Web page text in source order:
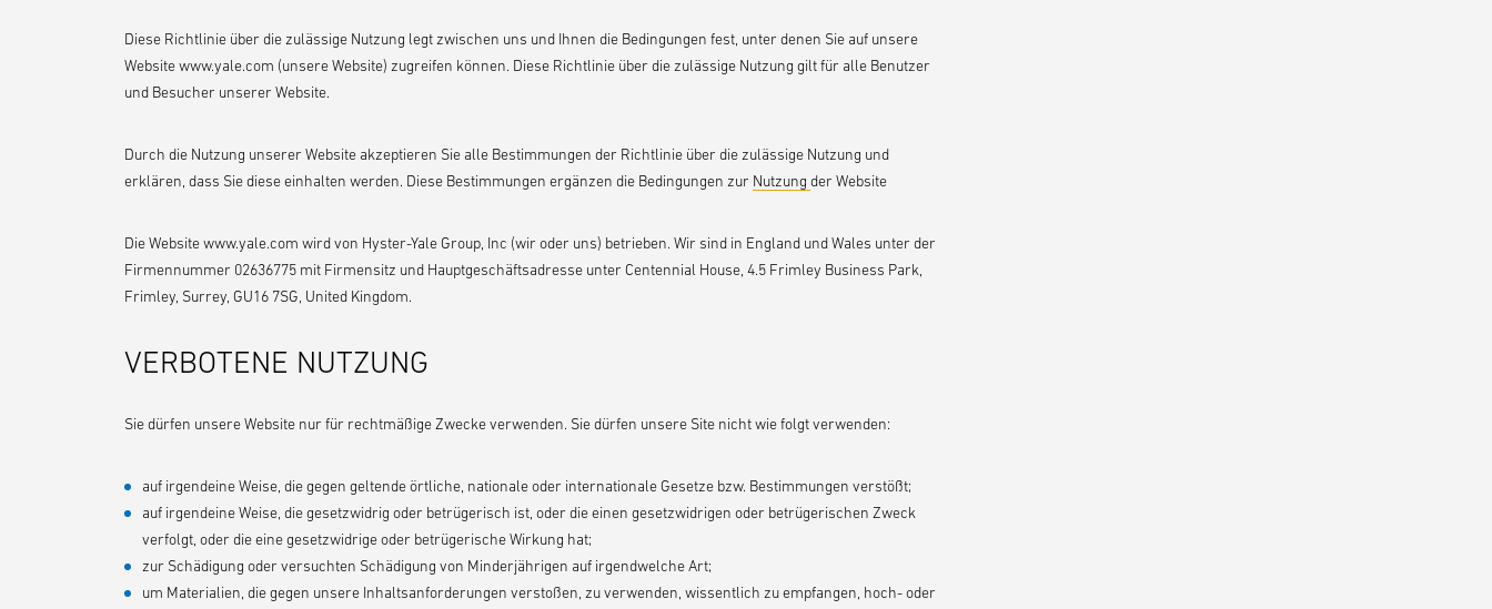
Diese Richtlinie über die zulässige Nutzung legt zwischen uns und Ihnen die Bedingungen fest, unter denen Sie auf unsere
Website www.yale.com (unsere Website) zugreifen können. Diese Richtlinie über die zulässige Nutzung gilt für alle Benutzer
und Besucher unserer Website.
Durch die Nutzung unserer Website akzeptieren Sie alle Bestimmungen der Richtlinie über die zulässige Nutzung und
erklären, dass Sie diese einhalten werden. Diese Bestimmungen ergänzen die Bedingungen zur Nutzung der Website
Die Website www.yale.com wird von Hyster-Yale Group, Inc (wir oder uns) betrieben. Wir sind in England und Wales unter der
Firmennummer 02636775 mit Firmensitz und Hauptgeschäftsadresse unter Centennial House, 4.5 Frimley Business Park,
Frimley, Surrey, GU16 7SG, United Kingdom.
VERBOTENE NUTZUNG
Sie dürfen unsere Website nur für rechtmäßige Zwecke verwenden. Sie dürfen unsere Site nicht wie folgt verwenden:
auf irgendeine Weise, die gegen geltende örtliche, nationale oder internationale Gesetze bzw. Bestimmungen verstößt;
auf irgendeine Weise, die gesetzwidrig oder betrügerisch ist, oder die einen gesetzwidrigen oder betrügerischen Zweck
verfolgt, oder die eine gesetzwidrige oder betrügerische Wirkung hat;
zur Schädigung oder versuchten Schädigung von Minderjährigen auf irgendwelche Art;
um Materialien, die gegen unsere Inhaltsanforderungen verstoßen, zu verwenden, wissentlich zu empfangen, hoch- oder